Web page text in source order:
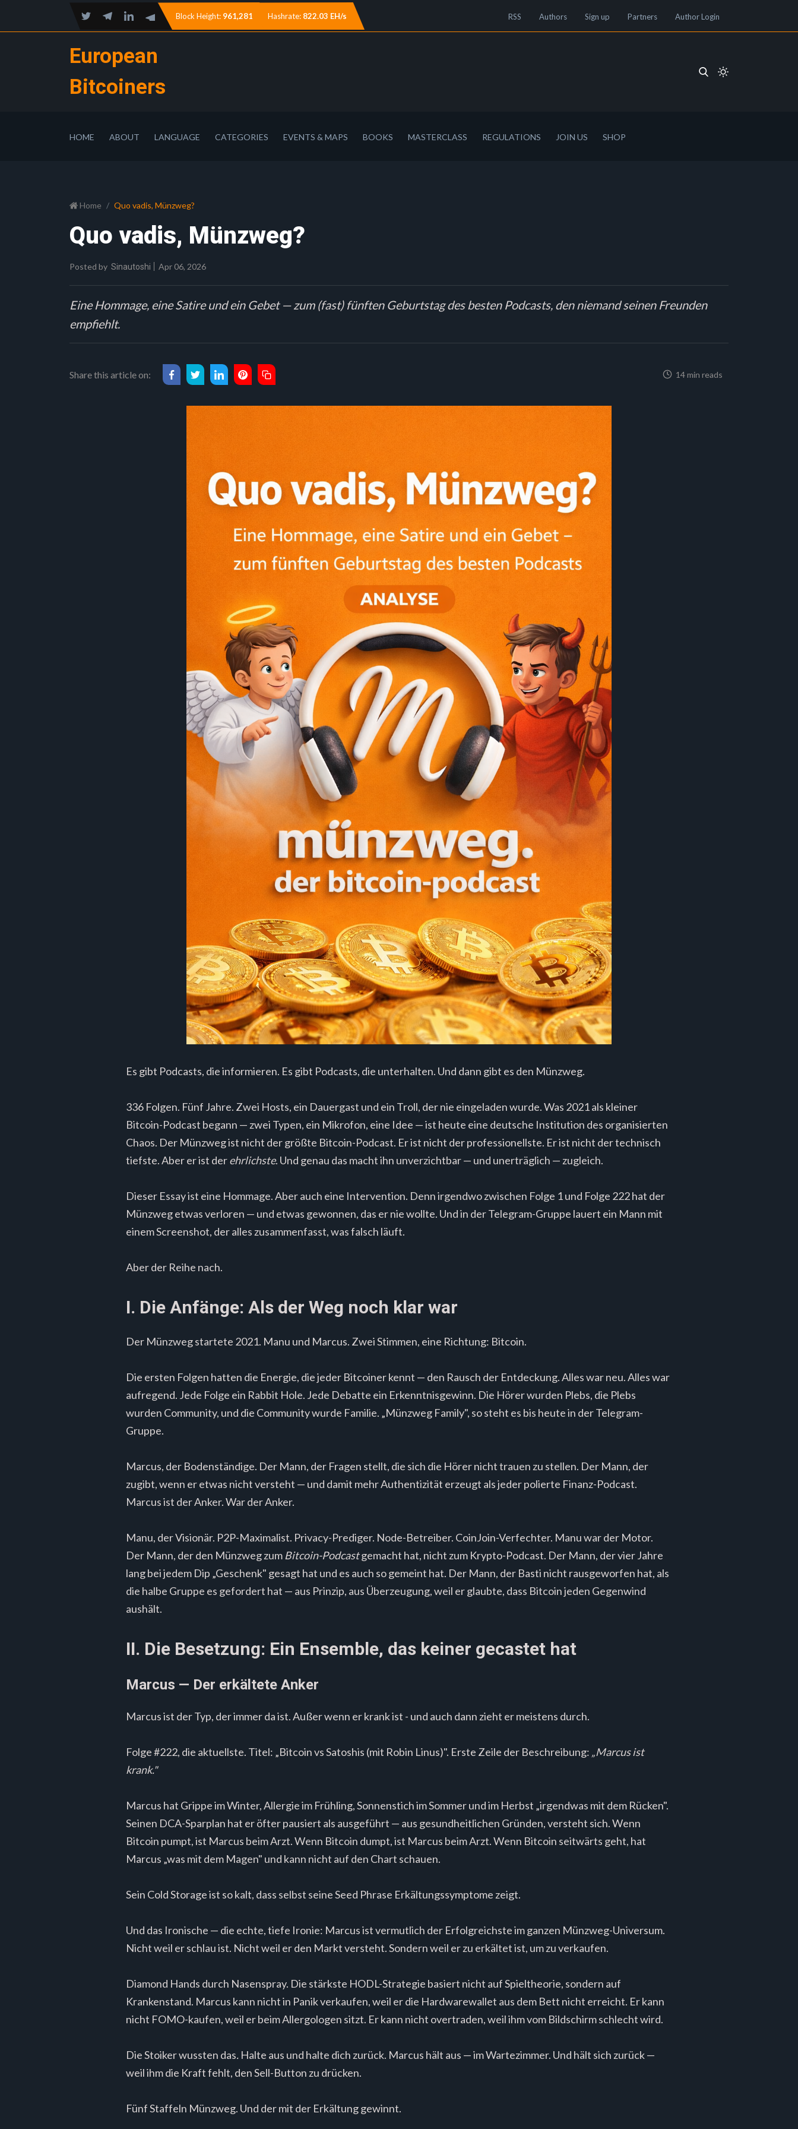
Block Height: 961,281 Hashrate: 822.03 EH/s RSS Authors Sign up Partners Author Login
European
Bitcoiners
HOME ABOUT LANGUAGE CATEGORIES EVENTS & MAPS BOOKS MASTERCLASS REGULATIONS JOIN US SHOP
Home Quo vadis, Münzweg?
Quo vadis, Münzweg?
Posted by Sinautoshi Apr 06, 2026
Eine Hommage, eine Satire und ein Gebet — zum (fast) fünften Geburtstag des besten Podcasts, den niemand seinen Freunden
empfiehlt.
Share this article on: 14 min reads
Es gibt Podcasts, die informieren. Es gibt Podcasts, die unterhalten. Und dann gibt es den Münzweg.
336 Folgen. Fünf Jahre. Zwei Hosts, ein Dauergast und ein Troll, der nie eingeladen wurde. Was 2021 als kleiner
Bitcoin-Podcast begann — zwei Typen, ein Mikrofon, eine Idee — ist heute eine deutsche Institution des organisierten
Chaos. Der Münzweg ist nicht der größte Bitcoin-Podcast. Er ist nicht der professionellste. Er ist nicht der technisch
tiefste. Aber er ist derehrlichste. Und genau das macht ihn unverzichtbar — und unerträglich — zugleich.
Dieser Essay ist eine Hommage. Aber auch eine Intervention. Denn irgendwo zwischen Folge 1 und Folge 222 hat der
Münzweg etwas verloren — und etwas gewonnen, das er nie wollte. Und in der Telegram-Gruppe lauert ein Mann mit
einem Screenshot, der alles zusammenfasst, was falsch läuft.
Aber der Reihe nach.
I. Die Anfänge: Als der Weg noch klar war
Der Münzweg startete 2021. Manu und Marcus. Zwei Stimmen, eine Richtung: Bitcoin.
Die ersten Folgen hatten die Energie, die jeder Bitcoiner kennt — den Rausch der Entdeckung. Alles war neu. Alles war
aufregend. Jede Folge ein Rabbit Hole. Jede Debatte ein Erkenntnisgewinn. Die Hörer wurden Plebs, die Plebs
wurden Community, und die Community wurde Familie. „Münzweg Family", so steht es bis heute in der Telegram-
Gruppe.
Marcus, der Bodenständige. Der Mann, der Fragen stellt, die sich die Hörer nicht trauen zu stellen. Der Mann, der
zugibt, wenn er etwas nicht versteht — und damit mehr Authentizität erzeugt als jeder polierte Finanz-Podcast.
Marcus ist der Anker. War der Anker.
Manu, der Visionär. P2P-Maximalist. Privacy-Prediger. Node-Betreiber. CoinJoin-Verfechter. Manu war der Motor.
Der Mann, der den Münzweg zum Bitcoin-Podcastgemacht hat, nicht zum Krypto-Podcast. Der Mann, der vier Jahre
lang bei jedem Dip „Geschenk" gesagt hat und es auch so gemeint hat. Der Mann, der Basti nicht rausgeworfen hat, als
die halbe Gruppe es gefordert hat — aus Prinzip, aus Überzeugung, weil er glaubte, dass Bitcoin jeden Gegenwind
aushält.
II. Die Besetzung: Ein Ensemble, das keiner gecastet hat
Marcus — Der erkältete Anker
Marcus ist der Typ, der immer da ist. Außer wenn er krank ist - und auch dann zieht er meistens durch.
Folge #222, die aktuellste. Titel: „Bitcoin vs Satoshis (mit Robin Linus)". Erste Zeile der Beschreibung: „Marcus ist
krank."
Marcus hat Grippe im Winter, Allergie im Frühling, Sonnenstich im Sommer und im Herbst „irgendwas mit dem Rücken".
Seinen DCA-Sparplan hat er öfter pausiert als ausgeführt — aus gesundheitlichen Gründen, versteht sich. Wenn
Bitcoin pumpt, ist Marcus beim Arzt. Wenn Bitcoin dumpt, ist Marcus beim Arzt. Wenn Bitcoin seitwärts geht, hat
Marcus „was mit dem Magen" und kann nicht auf den Chart schauen.
Sein Cold Storage ist so kalt, dass selbst seine Seed Phrase Erkältungssymptome zeigt.
Und das Ironische — die echte, tiefe Ironie: Marcus ist vermutlich der Erfolgreichste im ganzen Münzweg-Universum.
Nicht weil er schlau ist. Nicht weil er den Markt versteht. Sondern weil er zu erkältet ist, um zu verkaufen.
Diamond Hands durch Nasenspray. Die stärkste HODL-Strategie basiert nicht auf Spieltheorie, sondern auf
Krankenstand. Marcus kann nicht in Panik verkaufen, weil er die Hardwarewallet aus dem Bett nicht erreicht. Er kann
nicht FOMO-kaufen, weil er beim Allergologen sitzt. Er kann nicht overtraden, weil ihm vom Bildschirm schlecht wird.
Die Stoiker wussten das. Halte aus und halte dich zurück. Marcus hält aus — im Wartezimmer. Und hält sich zurück —
weil ihm die Kraft fehlt, den Sell-Button zu drücken.
Fünf Staffeln Münzweg. Und der mit der Erkältung gewinnt.